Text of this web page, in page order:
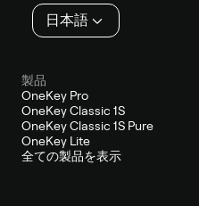
日本語
製品
OneKey Pro
OneKey Classic 1S
OneKey Classic 1S Pure
OneKey Lite
全ての製品を表示